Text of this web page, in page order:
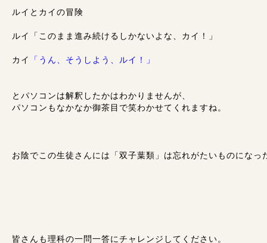
ルイとカイの冒険
ルイ「このまま進み続けるしかないよな、カイ！」
カイ 「うん、そうしよう、ルイ！」
とパソコンは解釈したかはわかりませんが、
パソコンもなかなか御茶目で笑わかせてくれますね。
お陰でこの生徒さんには「双子葉類」は忘れがたいものになっ
皆さんも理科の一問一答にチャレンジしてください。